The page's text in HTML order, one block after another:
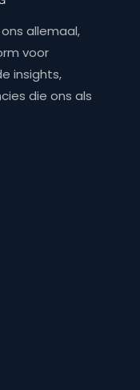
allemaal,
voor
insights,
die ons als